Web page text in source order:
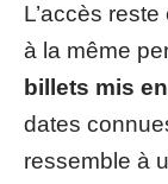
L’accès
à la même
billets mis
dates
ressemble à